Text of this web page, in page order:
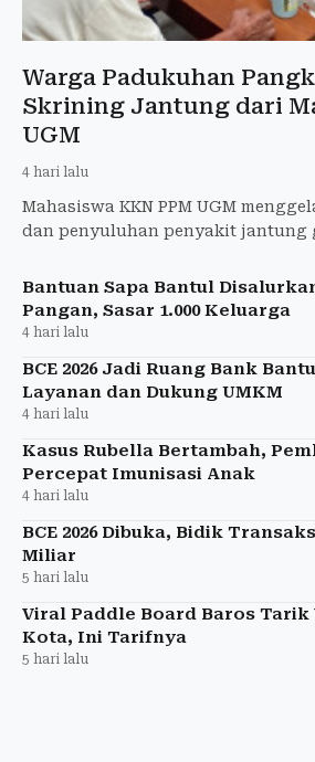
Warga Padukuhan
Skrining Jantung dari
UGM
4 hari lalu
Mahasiswa KKN PPM UGM
dan penyuluhan penyakit jantung
Bantuan Sapa Bantul
Pangan, Sasar 1.000 Keluarga
4 hari lalu
BCE 2026 Jadi Ruang Bank
Layanan dan Dukung UMKM
4 hari lalu
Kasus Rubella Bertambah,
Percepat Imunisasi Anak
4 hari lalu
BCE 2026 Dibuka, Bidik
Miliar
5 hari lalu
Viral Paddle Board Baros Tarik
Kota, Ini Tarifnya
5 hari lalu